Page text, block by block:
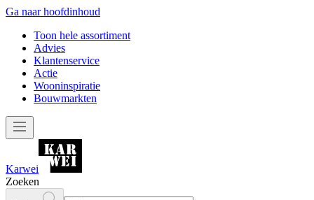
Ga naar hoofdinhoud
Toon hele assortiment
Advies
Klantenservice
Actie
Wooninspiratie
Bouwmarkten
Karwei
Zoeken